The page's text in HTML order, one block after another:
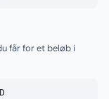
får for et beløb i